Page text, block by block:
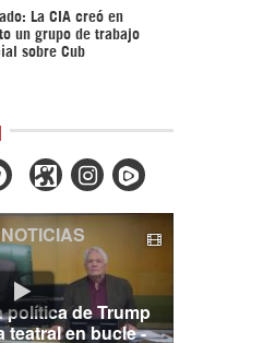
La CIA creó en
un grupo de trabajo
sobre Cub
 
política de Trump
teatral en bucle -